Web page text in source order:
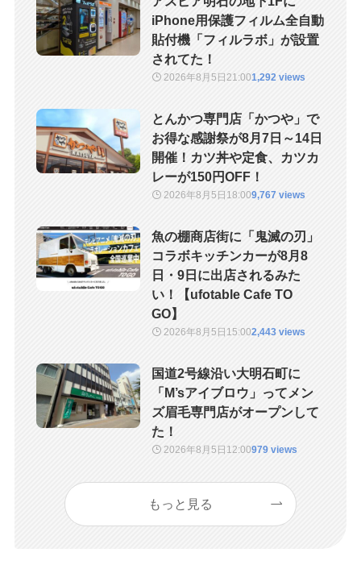
iPhone用保護フィルム全自動
貼付機「フィルラボ」が設置
されてた！
2026年8月5日21:001,292 views
とんかつ専門店「かつや」で
お得な感謝祭が8月7日～14日
開催！カツ丼や定食、カツカ
レーが150円OFF！
2026年8月5日 18:009,767 views
魚の棚商店街に「鬼滅の刃」
コラボキッチンカーが8月8
日・9日に出店されるみた
い！【ufotable Cafe TO
GO】
2026年8月5日 15:002,443 views
国道2号線沿い大明石町に
「M’sアイブロウ」ってメン
ズ眉毛専門店がオープンして
た！
2026年8月5日 12:00979 views
もっと見る